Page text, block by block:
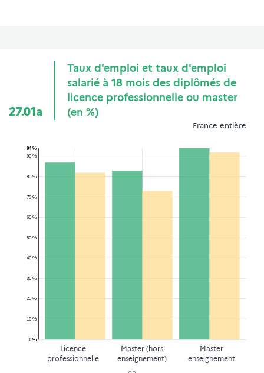
27.01a
Taux d'emploi et taux d'emploi
salarié à 18 mois des diplômés de
licence professionnelle ou master
(en %)
France entière
10 %
20 %
30 %
40 %
50 %
60 %
70 %
80 %
90 %
0 %
94 %
Licence
professionnelle
Master (hors
enseignement)
Master
enseignement